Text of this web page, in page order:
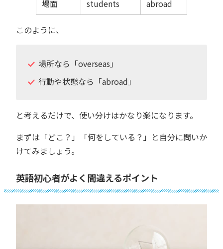
場面
students
abroad
このように、
場所なら「overseas」
行動や状態なら「abroad」
と考えるだけで、使い分けはかなり楽になります。
まずは「どこ？」「何をしている？」と自分に問いか
けてみましょう。
英語初心者がよく間違えるポイント